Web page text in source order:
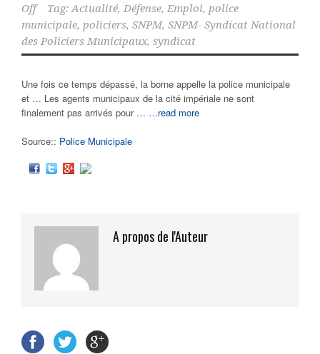
Off
Tag:Actualité, Défense, Emploi, police
municipale, policiers, SNPM, SNPM- Syndicat National
des Policiers Municipaux, syndicat
Une fois ce temps dépassé, la borne appelle la police municipale
et … Les agents municipaux de la cité impériale ne sont
finalement pas arrivés pour … …read more
Source:: Police Municipale
A propos de l'Auteur